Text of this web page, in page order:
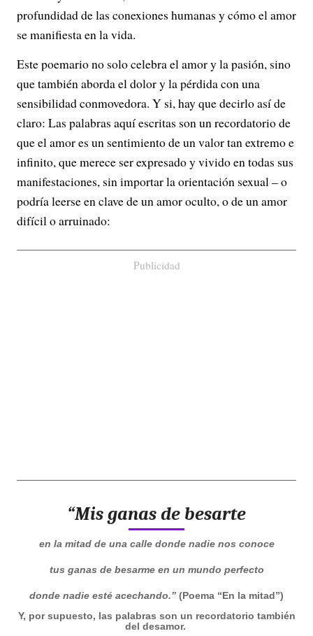
profundidad de las conexiones humanas y cómo el amor
se manifiesta en la vida.
Este poemario no solo celebra el amor y la pasión, sino
que también aborda el dolor y la pérdida con una
sensibilidad conmovedora. Y si, hay que decirlo así de
claro: Las palabras aquí escritas son un recordatorio de
que el amor es un sentimiento de un valor tan extremo e
infinito, que merece ser expresado y vivido en todas sus
manifestaciones, sin importar la orientación sexual – o
podría leerse en clave de un amor oculto, o de un amor
difícil o arruinado:
Publicidad
“Mis ganas de besarte
en la mitad de una calle donde nadie nos conoce
tus ganas de besarme en un mundo perfecto
donde nadie esté acechando.” (Poema “En la mitad”)
Y, por supuesto, las palabras son un recordatorio también
del desamor.